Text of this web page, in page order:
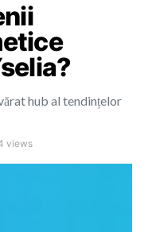
hub al tendințelor
views